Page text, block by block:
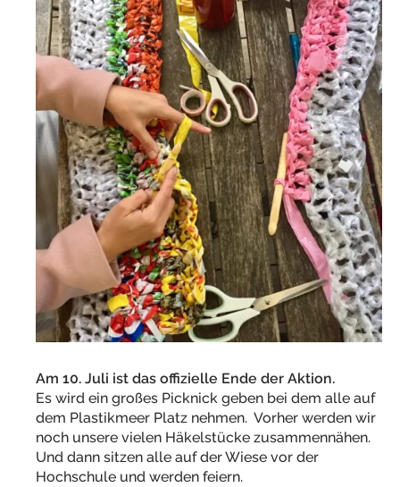
Am 10. Juli ist das offizielle Ende der Aktion.
Es wird ein großes Picknick geben bei dem alle auf
dem Plastikmeer Platz nehmen. Vorher werden wir
noch unsere vielen Häkelstücke zusammennähen.
Und dann sitzen alle auf der Wiese vor der
Hochschule und werden feiern.